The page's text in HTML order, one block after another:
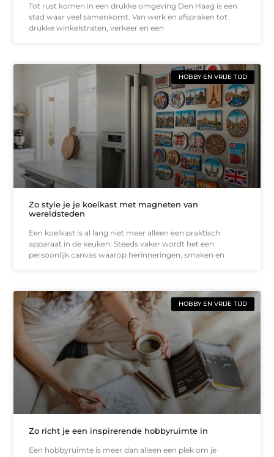
Tot rust komen in een drukke omgeving Den Haag is een
stad waar veel samenkomt. Van werk en afspraken tot
drukke winkelstraten, verkeer en een
HOBBY EN VRIJE TIJD
Zo style je je koelkast met magneten van
wereldsteden
Een koelkast is al lang niet meer alleen een praktisch
apparaat in de keuken. Steeds vaker wordt het een
persoonlijk canvas waarop herinneringen, smaken en
HOBBY EN VRIJE TIJD
Zo richt je een inspirerende hobbyruimte in
Een hobbyruimte is meer dan alleen een plek om je